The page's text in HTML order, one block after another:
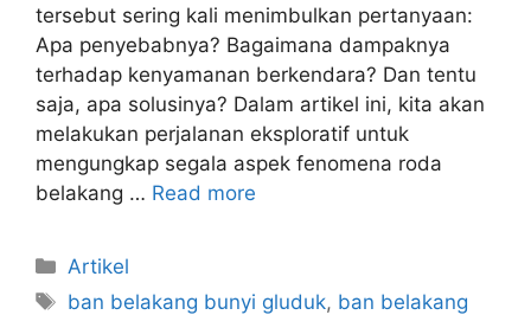
tersebut sering kali menimbulkan pertanyaan:
Apa penyebabnya? Bagaimana dampaknya
terhadap kenyamanan berkendara? Dan tentu
saja, apa solusinya? Dalam artikel ini, kita akan
melakukan perjalanan eksploratif untuk
mengungkap segala aspek fenomena roda
belakang … Read more
Artikel
ban belakang bunyi gluduk, ban belakang